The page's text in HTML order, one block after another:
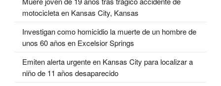
motocicleta en Kansas City, Kansas
Investigan como homicidio la muerte de un hombre de
unos 60 años en Excelsior Springs
Emiten alerta urgente en Kansas City para localizar a
niño de 11 años desaparecido